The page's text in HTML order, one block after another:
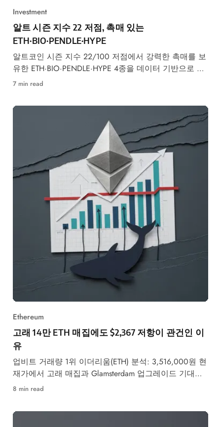
Investment
알트 시즌 지수 22 저점, 촉매 있는
ETH·BIO·PENDLE·HYPE
알트코인 시즌 지수 22/100 저점에서 강력한 촉매를 보
유한 ETH·BIO·PENDLE·HYPE 4종을 데이터 기반으로 엄
선했습니다.
7 min read
Ethereum
고래 14만 ETH 매집에도 $2,367 저항이 관건인 이
유
업비트 거래량 1위 이더리움(ETH) 분석: 3,516,000원 현
재가에서 고래 매집과 Glamsterdam 업그레이드 기대감
속 $2,367 저항 돌파 여부가 핵심입니다.
8 min read